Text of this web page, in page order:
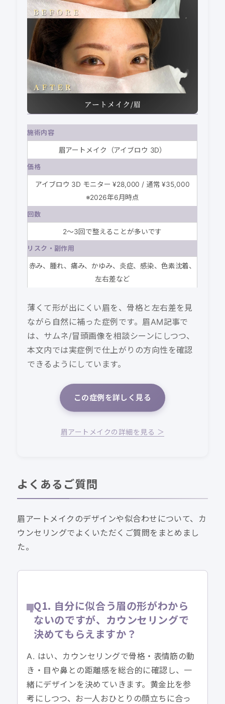
施術内容
眉アートメイク（アイブロウ 3D）
価格
アイブロウ 3D モニター ¥28,000 / 通常 ¥35,000
※2026年6月時点
回数
2〜3回で整えることが多いです
リスク・副作用
赤み、腫れ、痛み、かゆみ、炎症、感染、色素沈着、
左右差など
薄くて形が出にくい眉を、骨格と左右差を見
ながら自然に補った症例です。眉AM記事で
は、サムネ/冒頭画像を相談シーンにしつつ、
本文内では実症例で仕上がりの方向性を確認
できるようにしています。
この症例を詳しく見る
眉アートメイクの詳細を見る ＞
よくあるご質問
眉アートメイクのデザインや似合わせについて、カ
ウンセリングでよくいただくご質問をまとめまし
た。
Q1. 自分に似合う眉の形がわから
ないのですが、カウンセリングで
決めてもらえますか？
A. はい、カウンセリングで骨格・表情筋の動
き・目や鼻との距離感を総合的に確認し、一
緒にデザインを決めていきます。黄金比を参
考にしつつ、お一人おひとりの顔立ちに合っ